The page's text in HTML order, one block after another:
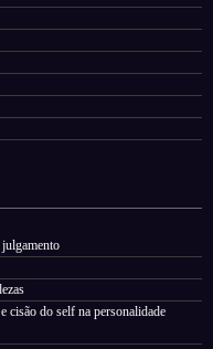
cisão do self na personalidade